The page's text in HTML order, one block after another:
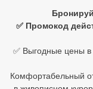
✅ Промокод
✅ Выгодные цены в
Комфортабельный
Египет
Куба